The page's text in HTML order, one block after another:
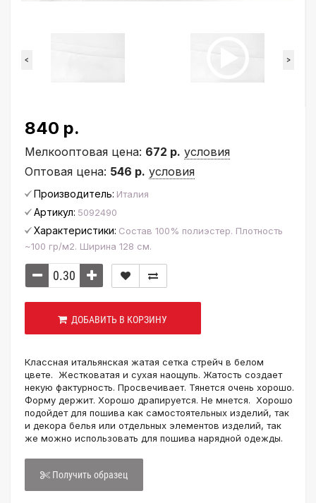
< >
840 р.
Мелкооптовая цена: 672 р. условия
Оптовая цена: 546 р. условия
Производитель: Италия
Артикул: 5092490
Характеристики: Состав 100% полиэстер. Плотность
~100 гр/м2. Ширина 128 см.
ДОБАВИТЬ В КОРЗИНУ
Классная итальянская жатая сетка стрейч в белом
цвете. Жестковатая и сухая наощупь. Жатость создает
некую фактурность. Просвечивает. Тянется очень хорошо.
Форму держит. Хорошо драпируется. Не мнется. Хорошо
подойдет для пошива как самостоятельных изделий, так
и декора белья или отдельных элементов изделий, так
же можно использовать для пошива нарядной одежды.
Получить образец